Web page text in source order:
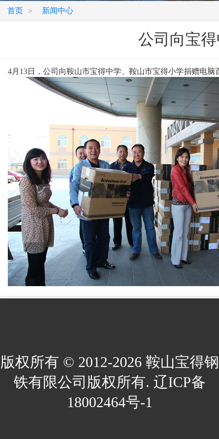
首页 > 新闻中心
公司向宝
4月13日，公司向鞍山市宝得中学、鞍山市宝得小学捐赠电脑
版权所有 © 2012-2026 鞍山宝得钢
铁有限公司版权所有. 辽ICP备
18002464号-1